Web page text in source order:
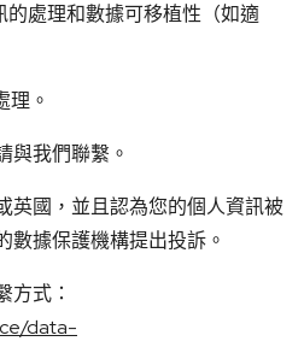
的處理和數據可移植性（如適
理。
與我們聯繫。
英國，並且認為您的個人資訊被
數據保護機構提出投訴。
方式：
data-